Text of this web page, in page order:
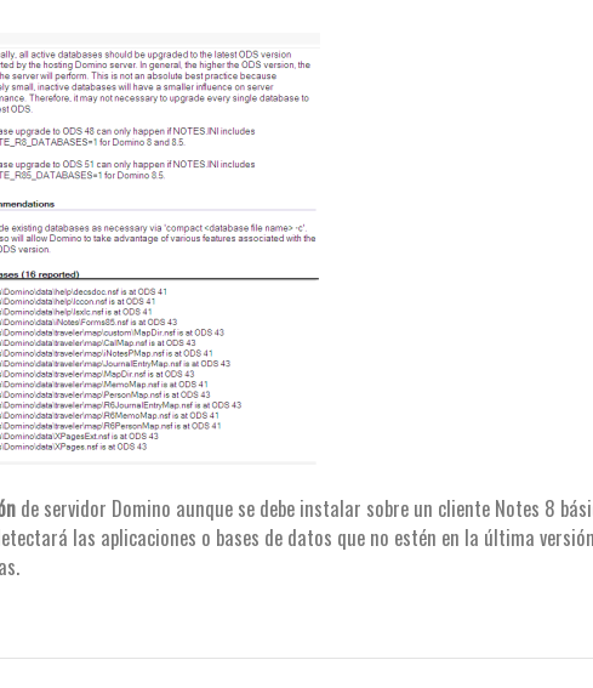
de servidor Domino aunque se debe instalar sobre un cliente Notes 8
las aplicaciones o bases de datos que no estén en la última